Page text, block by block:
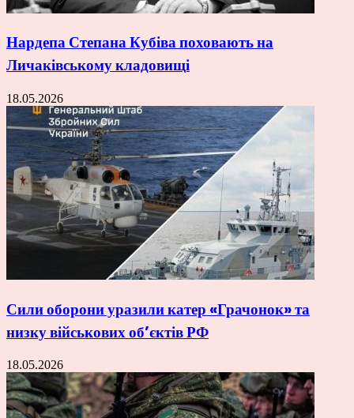
Нардепа Степана Кубіва поховають на
Личаківському кладовищі
18.05.2026
Сили оборони уразили катер «Грачонок» та
низку військових об’єктів РФ
18.05.2026